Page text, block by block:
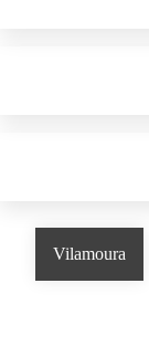
Vilamoura